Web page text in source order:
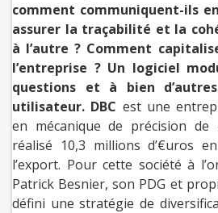
comment communiquent-ils
assurer la traçabilité et la
à l’autre ? Comment
l’entreprise ? Un logiciel
questions et à bien
utilisateur. DBC est une
en mécanique de précision de
réalisé 10,3 millions d’€uros
l’export. Pour cette société à
Patrick Besnier, son PDG et
défini une stratégie de